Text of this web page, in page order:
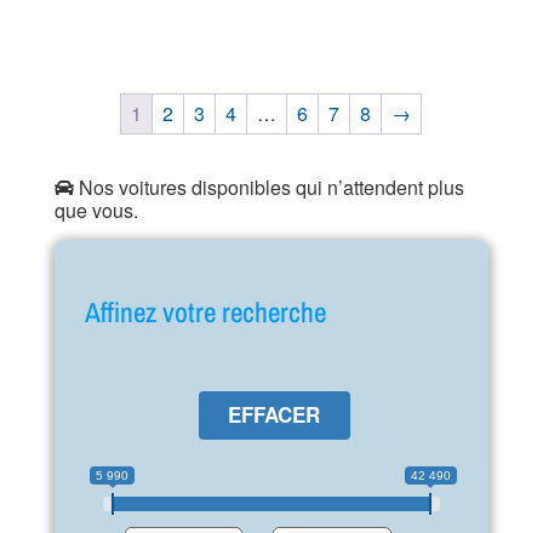
1 2 3 4 … 6 7 8 →
Nos voitures disponibles qui n’attendent plus
que vous.
Affinez votre recherche
EFFACER
5 990 42 490